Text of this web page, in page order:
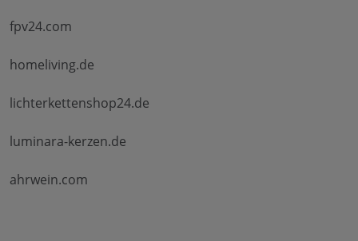
fpv24.com
homeliving.de
lichterkettenshop24.de
luminara-kerzen.de
ahrwein.com